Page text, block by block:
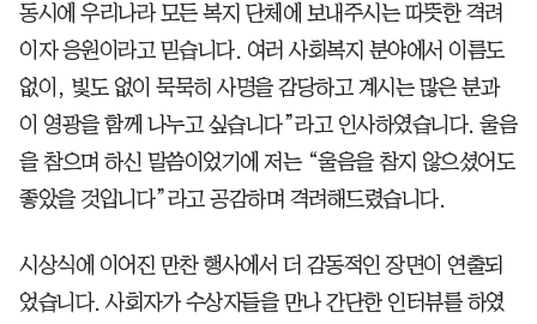
동시에 우리나라 모든 복지 단체에 보내주시는 따뜻한 격려
이자 응원이라고 믿습니다. 여러 사회복지 분야에서 이름도
없이, 빛도 없이 묵묵히 사명을 감당하고 계시는 많은 분과
이 영광을 함께 나누고 싶습니다”라고 인사하였습니다. 울음
을 참으며 하신 말씀이었기에 저는 “울음을 참지 않으셨어도
좋았을 것입니다”라고 공감하며 격려해드렸습니다.
시상식에 이어진 만찬 행사에서 더 감동적인 장면이 연출되
었습니다. 사회자가 수상자들을 만나 간단한 인터뷰를 하였